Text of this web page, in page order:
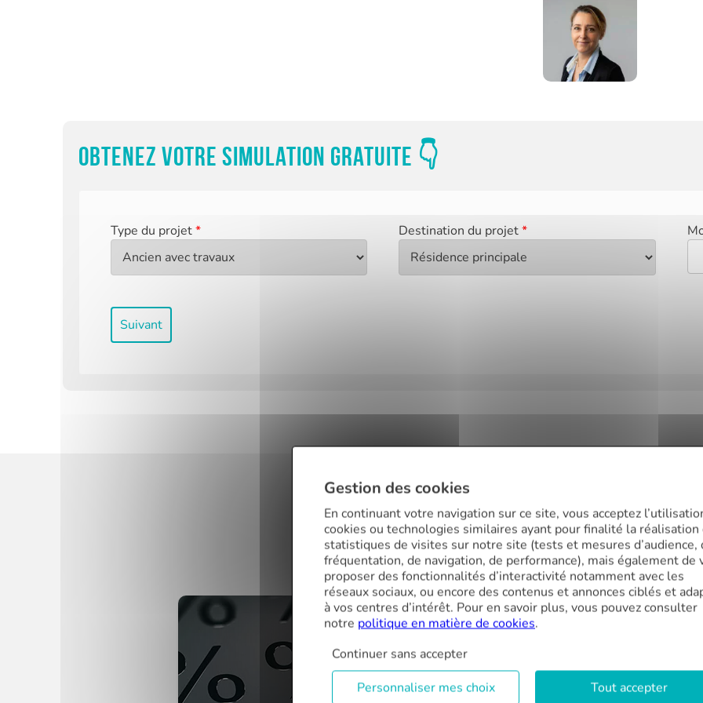
Obtenez votre simulation gratuite 👇
Type du projet* Destination du projet*
Suivant
Pourquoi choisir Finance Conseil
Gestion des cookies
En continuant votre navigation sur ce site, vous acceptez
cookies ou technologies similaires ayant pour finalité la réalisation
statistiques de visites sur notre site (tests et mesures d’audience,
fréquentation, de navigation, de performance), mais également de
proposer des fonctionnalités d’interactivité notamment avec les
réseaux sociaux, ou encore des contenus et annonces ciblés et
à vos centres d’intérêt. Pour en savoir plus, vous pouvez consulter
notre politique en matière de cookies.
Continuer sans accepter
Personnaliser mes choix
Tout accepter